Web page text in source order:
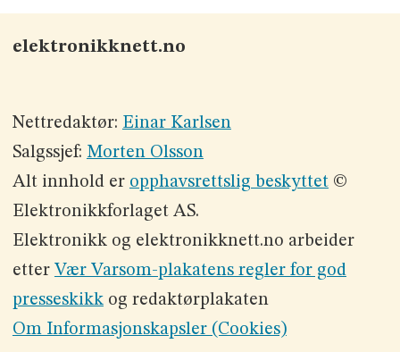
elektronikknett.no
Nettredaktør: Einar Karlsen
Salgssjef: Morten Olsson
Alt innhold er opphavsrettslig beskyttet©
Elektronikkforlaget AS.
Elektronikk og elektronikknett.no arbeider
etter Vær Varsom-plakatens regler for god
presseskikkog redaktørplakaten
Om Informasjonskapsler (Cookies)